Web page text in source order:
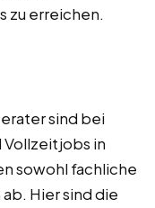
zu erreichen.
sind bei
in
sowohl fachliche
Hier sind die